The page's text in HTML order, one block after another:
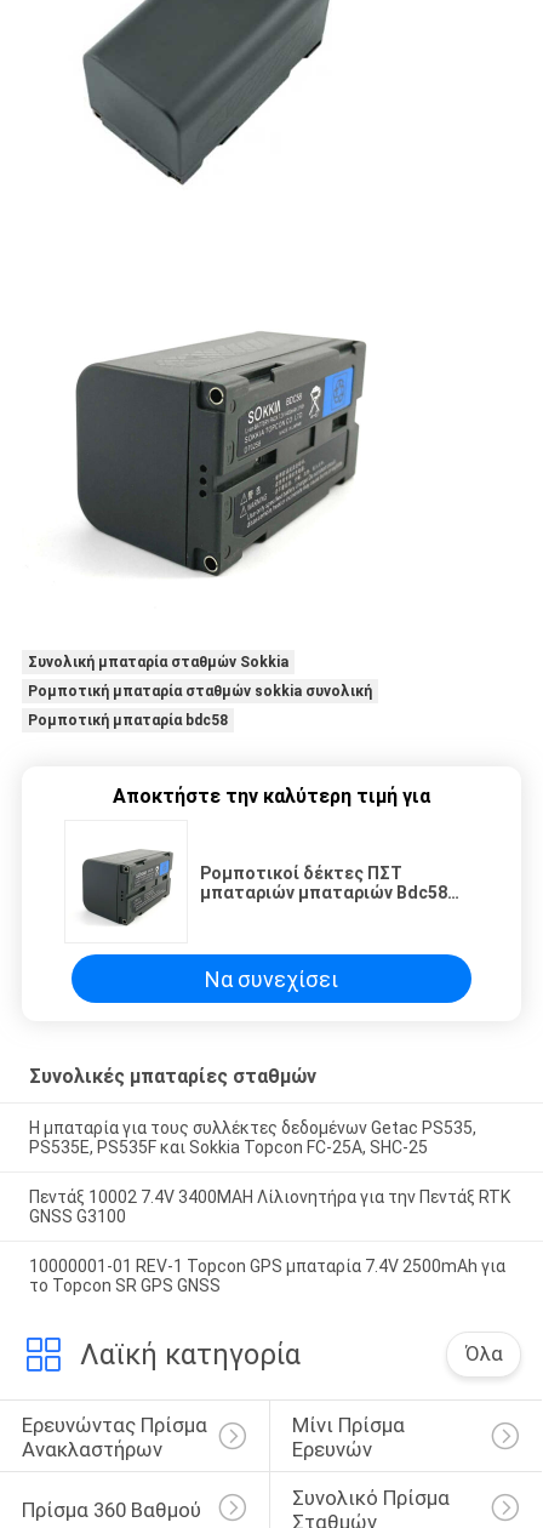
Συνολική μπαταρία σταθμών Sokkia
Ρομποτική μπαταρία σταθμών sokkia συνολική
Ρομποτική μπαταρία bdc58
Αποκτήστε την καλύτερη τιμή για
Ρομποτικοί δέκτες ΠΣΤ
μπαταριών μπαταριών Bdc58
Να συνεχίσει
Συνολικές μπαταρίες σταθμών
Η μπαταρία για τους συλλέκτες δεδομένων Getac PS535,
PS535E, PS535F και Sokkia Topcon FC-25A, SHC-25
Πεντάξ 10002 7.4V 3400MAH Λίλιονητήρα για την Πεντάξ RTK
GNSS G3100
10000001-01 REV-1 Topcon GPS μπαταρία 7.4V 2500mAh για
το Topcon SR GPS GNSS
Λαϊκή κατηγορία Όλα
Ερευνώντας Πρίσμα
Ανακλαστήρων
Μίνι Πρίσμα
Ερευνών
Πρίσμα 360 Βαθμού
Συνολικό Πρίσμα
Σταθμών